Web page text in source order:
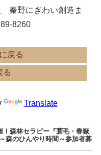
秦野にぎわい創造ま
8260
戻る
る
Translate
！森林セラピー『蓑毛・春嶽
森のひんやり時間～参加者募